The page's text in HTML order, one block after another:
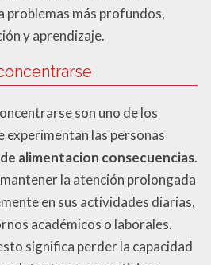
problemas más profundos,
y aprendizaje.
son uno de los
experimentan las personas
alimentacion consecuencias.
la atención prolongada
en sus actividades diarias,
académicos o laborales.
significa perder la capacidad